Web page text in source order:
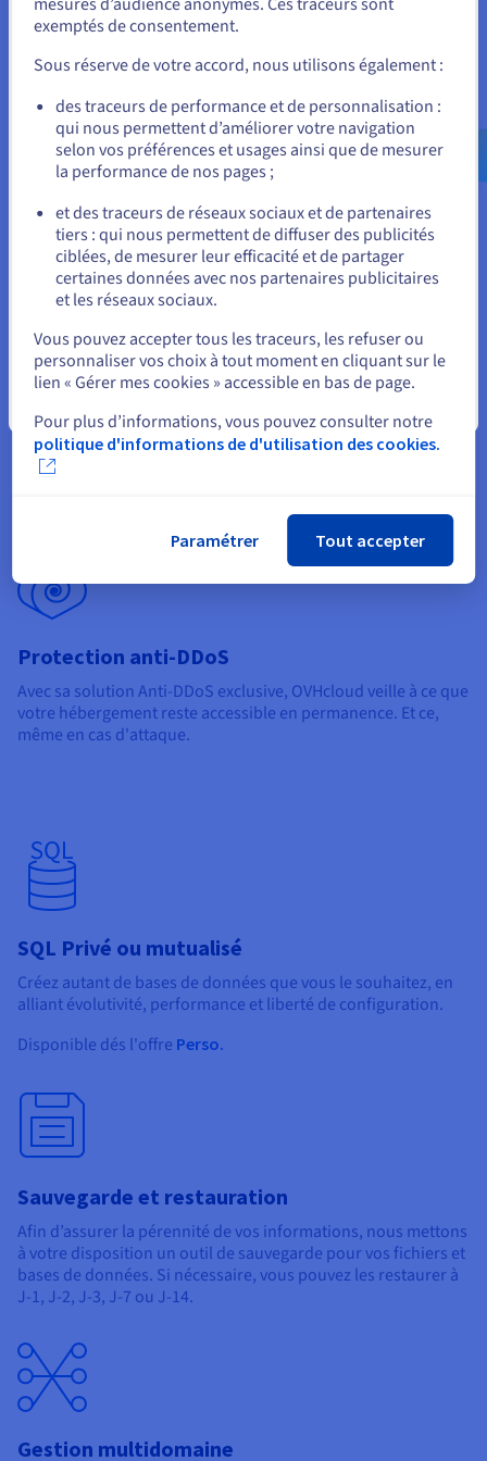
valable pour les extensions dont le transfert est gratuit.
Trafic mensuel illimité
Nous ne bridons pas vos performances, afin d’accompagner
votre succès.
SSL
Protection anti-DDoS
Avec sa solution Anti-DDoS exclusive, OVHcloud veille à ce que
votre hébergement reste accessible en permanence. Et ce,
même en cas d'attaque.
SQL Privé ou mutualisé
Créez autant de bases de données que vous le souhaitez, en
alliant évolutivité, performance et liberté de configuration.
Disponible dés l'offre Perso.
Sauvegarde et restauration
Afin d’assurer la pérennité de vos informations, nous mettons
à votre disposition un outil de sauvegarde pour vos fichiers et
bases de données. Si nécessaire, vous pouvez les restaurer à
J-1, J-2, J-3, J-7 ou J-14.
Gestion multidomaine
Pour commander, rendez-vous sur le site de votre pays (États-
Allez sur le site États-Unis
us.ovhcloud.com/
Anglais USD - $
ou
Rester sur le site actuel
Sélectionner un autre site web
exemptés de consentement.
Sous réserve de votre accord, nous utilisons également :
des traceurs de performance et de personnalisation :
qui nous permettent d’améliorer votre navigation
selon vos préférences et usages ainsi que de mesurer
la performance de nos pages ;
et des traceurs de réseaux sociaux et de partenaires
tiers : qui nous permettent de diffuser des publicités
ciblées, de mesurer leur efficacité et de partager
certaines données avec nos partenaires publicitaires
et les réseaux sociaux.
Vous pouvez accepter tous les traceurs, les refuser ou
personnaliser vos choix à tout moment en cliquant sur le
lien « Gérer mes cookies » accessible en bas de page.
Pour plus d’informations, vous pouvez consulter notre
politique d'informations de d'utilisation des cookies.
Paramétrer Tout accepter